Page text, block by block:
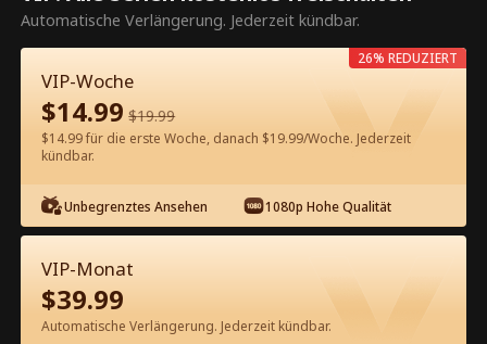
Episode. Bitte entsperren, um
weiterzusehen.
60Jetzt entsperren
Kostenlos in der App ansehen
Automatische Verlängerung. Jederzeit kündbar.
VIP-Woche
$14.99 $19.99
$14.99 für die erste Woche, danach $19.99/Woche. Jederzeit
kündbar.
Unbegrenztes Ansehen 1080p Hohe Qualität
26% REDUZIERT
VIP-Monat
$39.99
Automatische Verlängerung. Jederzeit kündbar.